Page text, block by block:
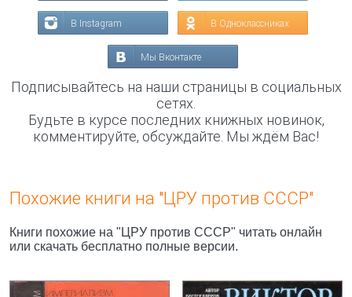
В Instagram В Одноклассниках
Мы Вконтакте
Подписывайтесь на наши страницы в социальных
сетях.
Будьте в курсе последних книжных новинок,
комментируйте, обсуждайте. Мы ждём Вас!
Похожие книги на "ЦРУ против СССР"
Книги похожие на "ЦРУ против СССР" читать онлайн
или скачать бесплатно полные версии.